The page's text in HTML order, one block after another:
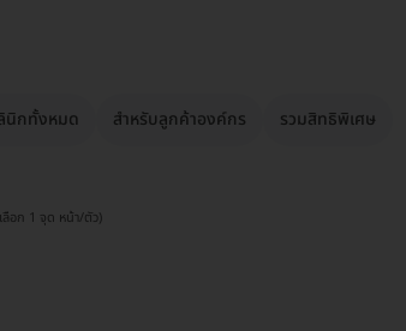
นิกทั้งหมด สำหรับลูกค้าองค์กร รวมสิทธิพิเศษ
อก 1 จุด หน้า/ตัว)